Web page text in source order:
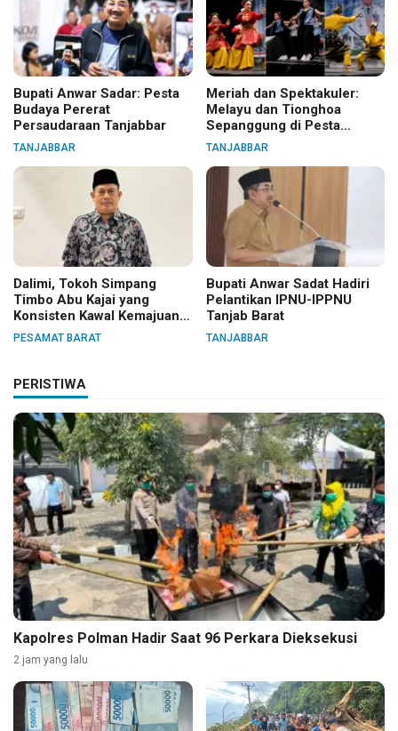
Bupati Anwar Sadar: Pesta
Budaya Pererat
Persaudaraan Tanjabbar
TANJABBAR
Meriah dan Spektakuler:
Melayu dan Tionghoa
Sepanggung di Pesta
Budaya Tanjabbar
TANJABBAR
Dalimi, Tokoh Simpang
Timbo Abu Kajai yang
Konsisten Kawal Kemajuan
Nagari
PESAMAT BARAT
Bupati Anwar Sadat Hadiri
Pelantikan IPNU-IPPNU
Tanjab Barat
TANJABBAR
PERISTIWA
Kapolres Polman Hadir Saat 96 Perkara Dieksekusi
2 jam yang lalu